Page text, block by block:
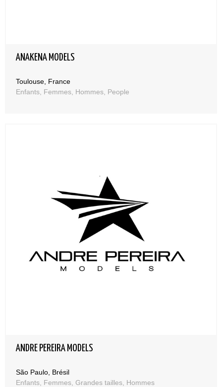
ANAKENA MODELS
Toulouse, France
Enfants, Femmes, Hommes, People
ANDRE PEREIRA MODELS
São Paulo, Brésil
Enfants, Femmes, Grandes tailles, Hommes